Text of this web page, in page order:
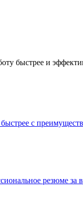
быстрее и
с
резюме за